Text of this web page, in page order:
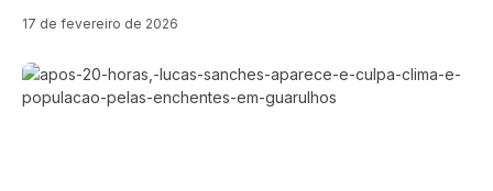
17 de fevereiro de 2026